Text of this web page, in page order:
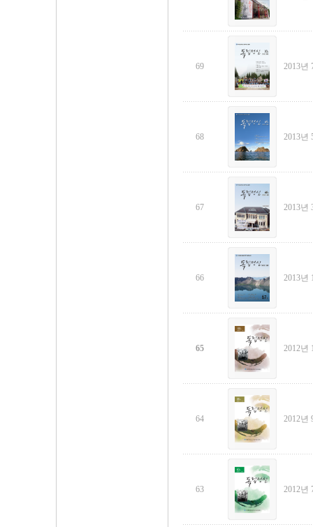
69 2013년
68 2013년
67 2013년
66 2013년
65 2012년
64 2012년
63 2012년